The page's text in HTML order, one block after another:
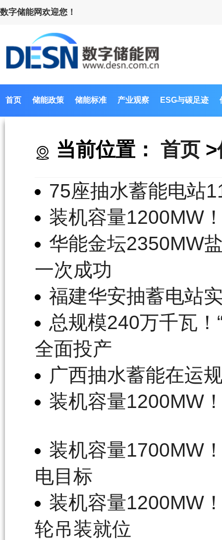
数字储能网欢迎您！
首页 储能政策 储能标准 产业观察 ESG与碳足迹
当前位置： 首页 >
75座抽水蓄能电站
装机容量1200MW
华能金坛2350MW
一次成功
福建华安抽蓄电站
总规模240万千瓦
全面投产
广西抽水蓄能在运
装机容量1200MW
装机容量1700MW
电目标
装机容量1200MW
轮吊装就位